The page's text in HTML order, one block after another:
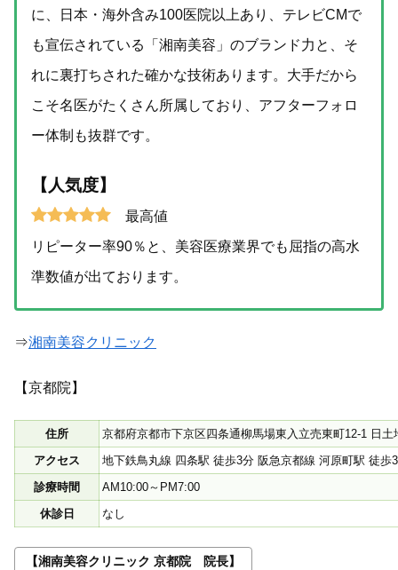
に、日本・海外含み100医院以上あり、テレビCMで
も宣伝されている「湘南美容」のブランド力と、そ
れに裏打ちされた確かな技術あります。大手だから
こそ名医がたくさん所属しており、アフターフォロ
ー体制も抜群です。
【人気度】
最高値
リピーター率90％と、美容医療業界でも屈指の高水
準数値が出ております。
⇒湘南美容クリニック
【京都院】
住所
京都府京都市下京区四条通柳馬場東入立売東町12-1 日
アクセス
地下鉄鳥丸線 四条駅 徒歩3分 阪急京都線 河原町駅 徒歩
診療時間
AM10:00～PM7:00
休診日
なし
【湘南美容クリニック 京都院 院長】